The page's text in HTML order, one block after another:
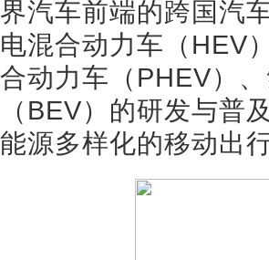
界汽车前端的跨国汽
电混合动力车（HEV
合动力车（PHEV）
（BEV）的研发与普
能源多样化的移动出